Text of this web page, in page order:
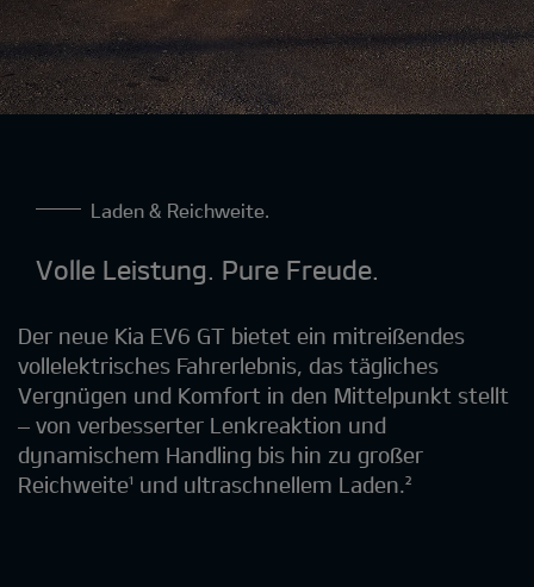
Laden & Reichweite.
Volle Leistung. Pure Freude.
Der neue Kia EV6 GT bietet ein mitreißendes
vollelektrisches Fahrerlebnis, das tägliches
Vergnügen und Komfort in den Mittelpunkt stellt
– von verbesserter Lenkreaktion und
dynamischem Handling bis hin zu großer
Reichweite¹ und ultraschnellem Laden.²